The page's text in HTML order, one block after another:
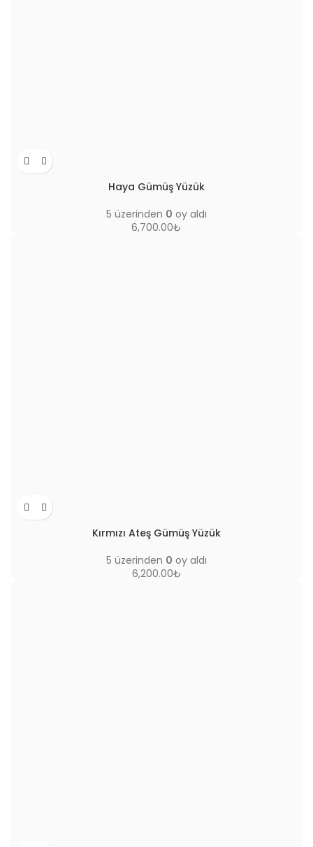
Haya Gümüş Yüzük
5 üzerinden 0 oy aldı
6,700.00₺
Kırmızı Ateş Gümüş Yüzük
5 üzerinden 0 oy aldı
6,200.00₺